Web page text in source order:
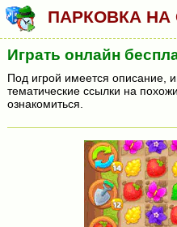
ПАРКОВКА НА
Играть онлайн
Под игрой имеется описание,
тематические ссылки на
ознакомиться.